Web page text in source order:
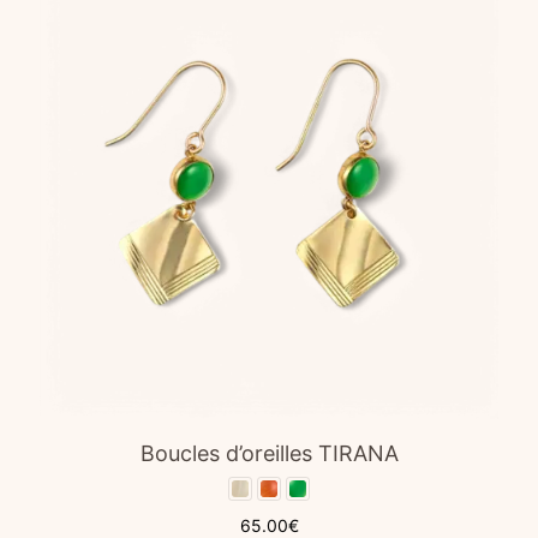
être
choisies
sur
la
page
du
produit
Boucles d’oreilles TIRANA
65.00€